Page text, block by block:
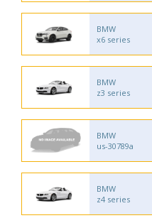
BMW
x6 series
BMW
z3 series
BMW
us-30789a
BMW
z4 series